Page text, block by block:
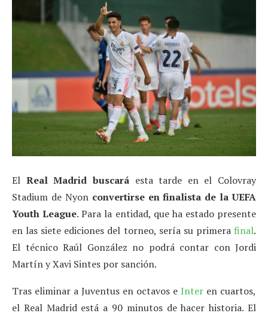
El Real Madrid buscará esta tarde en el Colovray
Stadium de Nyon convertirse en finalista de la UEFA
Youth League. Para la entidad, que ha estado presente
en las siete ediciones del torneo, sería su primera final.
El técnico Raúl González no podrá contar con Jordi
Martín y Xavi Sintes por sanción.
Tras eliminar a Juventus en octavos e Inter en cuartos,
el Real Madrid está a 90 minutos de hacer historia. El